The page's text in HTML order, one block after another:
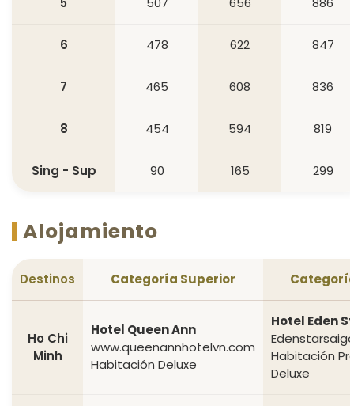
6 478 622 847
7 465 608 836
8 454 594 819
Sing - Sup 90 165 299
Alojamiento
Destinos Categoría Superior
Ho Chi
Minh
Hotel Queen Ann
www.queenannhotelvn.com
Habitación Deluxe
Hotel Eden
Habitación
Deluxe